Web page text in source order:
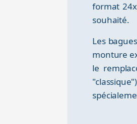
format
souhaité.
Les
monture
le